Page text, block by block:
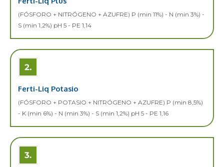
(FÓSFORO + NITRÓGENO + AZUFRE) P (min 11%) - N (min 3%) -
S (min 1,2%) pH 5 - PE 1,14
Ferti-Liq Potasio
(FÓSFORO + POTASIO + NITRÓGENO + AZUFRE) P (min 8,5%)
- K (min 6%) - N (min 3%) - S (min 1,2%) pH 5 - PE 1,16